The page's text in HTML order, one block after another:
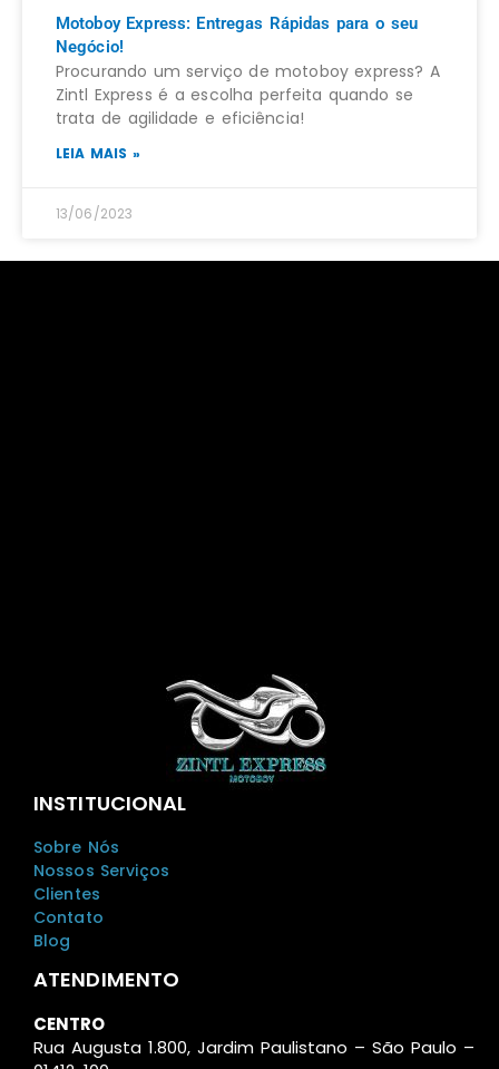
Motoboy Express: Entregas Rápidas para o seu
Negócio!
Procurando um serviço de motoboy express? A
Zintl Express é a escolha perfeita quando se
trata de agilidade e eficiência!
LEIA MAIS »
13/06/2023
INSTITUCIONAL
Sobre Nós
Nossos Serviços
Clientes
Contato
Blog
ATENDIMENTO
CENTRO
Rua Augusta 1.800, Jardim Paulistano – São Paulo –